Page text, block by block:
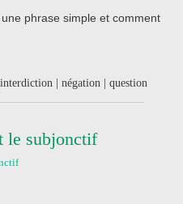
phrase simple et comment
| négation | question
le subjonctif